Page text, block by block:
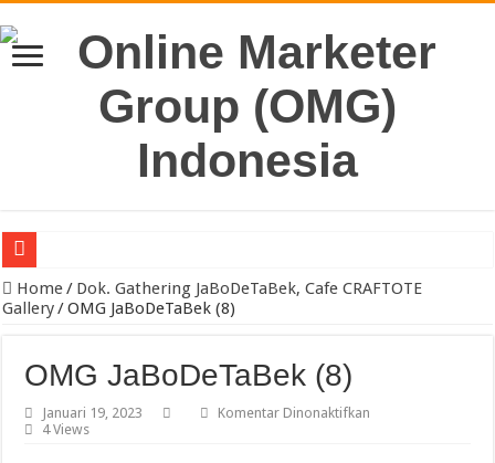
Pengacara Merek Profesional Jakarta Lindungi Hak Merek Bisnis
Home/ Dok. Gathering JaBoDeTaBek, Cafe CRAFTOTE
Gallery/OMG JaBoDeTaBek (8)
OMG JaBoDeTaBek (8)
Januari 19, 2023 Komentar Dinonaktifkan
4 Views